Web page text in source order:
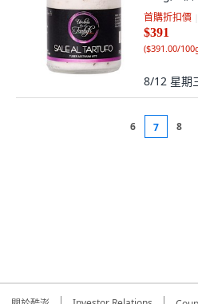
首購折扣價
$391
($391.00/
8/12 星期
6 7 8